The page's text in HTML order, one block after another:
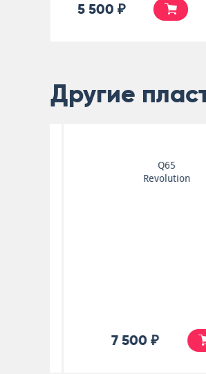
5 500 ₽
Другие
Jacen Solo
Virgo
10 000 ₽